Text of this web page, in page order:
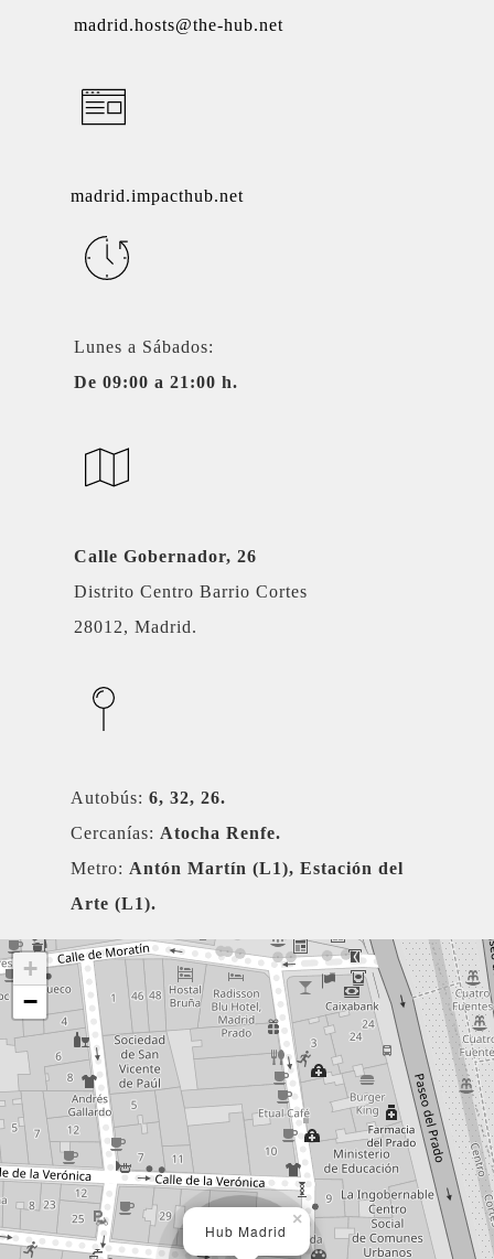
madrid.hosts@the-hub.net
madrid.impacthub.net
Lunes a Sábados:
De 09:00 a 21:00 h.
Calle Gobernador, 26
Distrito Centro Barrio Cortes
28012, Madrid.
Autobús: 6, 32, 26.
Cercanías: Atocha Renfe.
Metro: Antón Martín (L1), Estación del
Arte (L1).
Hub Madrid
×
+
−